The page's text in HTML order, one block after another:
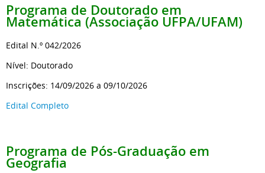
Programa de Doutorado em
Matemática (Associação UFPA/UFAM)
Edital N.º 042/2026
Nível: Doutorado
Inscrições: 14/09/2026 a 09/10/2026
Edital Completo
Programa de Pós-Graduação em
Geografia